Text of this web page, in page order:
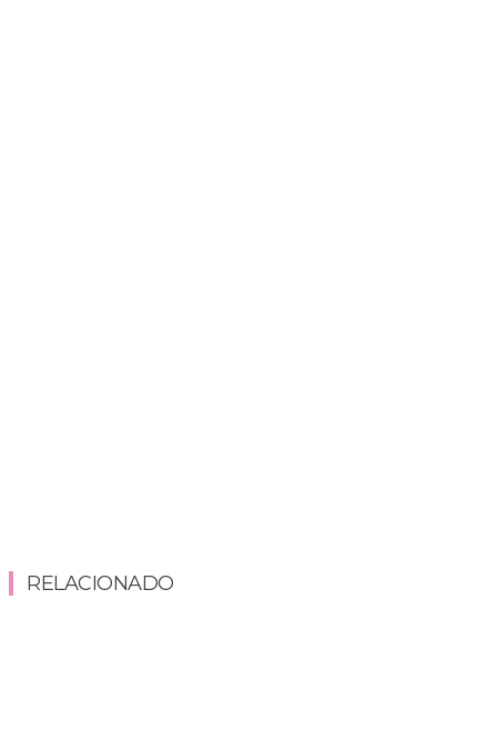
RELACIONADO